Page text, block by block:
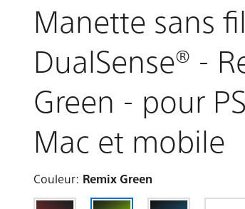
Manette sans fil
DualSense® -
Green - pour
Mac et mobile
Couleur: Remix Green